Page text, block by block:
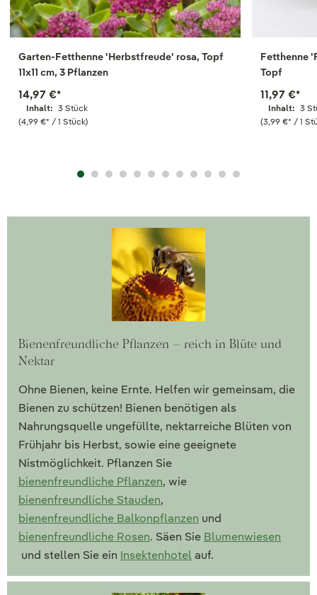
Garten-Fetthenne 'Herbstfreude' rosa, Topf
11x11 cm, 3 Pflanzen
Inhalt: 3 Stück
(4,99 €* / 1 Stück)
14,97 €*
Fetthenne
Topf
Inhalt: 3
(3,99 €* / 1
11,97 €*
Bienenfreundliche Pflanzen – reich in Blüte und
Nektar
Ohne Bienen, keine Ernte. Helfen wir gemeinsam, die
Bienen zu schützen! Bienen benötigen als
Nahrungsquelle ungefüllte, nektarreiche Blüten von
Frühjahr bis Herbst, sowie eine geeignete
Nistmöglichkeit. Pflanzen Sie
bienenfreundliche Pflanzen, wie
bienenfreundliche Stauden,
bienenfreundliche Balkonpflanzen und
bienenfreundliche Rosen. Säen Sie Blumenwiesen
und stellen Sie ein Insektenhotel auf.